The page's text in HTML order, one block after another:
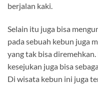
berjalan kaki.
Selain itu juga bisa
pada sebuah kebun juga
yang tak bisa
kesejukan juga bisa
Di wisata kebun ini juga